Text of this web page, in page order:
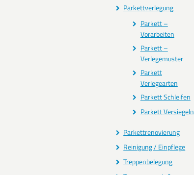
Parkettverlegung
Parkett –
Vorarbeiten
Parkett –
Verlegemuster
Parkett
Verlegearten
Parkett Schleifen
Parkett Versiegeln
Parkettrenovierung
Reinigung / Einpflege
Treppenbelegung